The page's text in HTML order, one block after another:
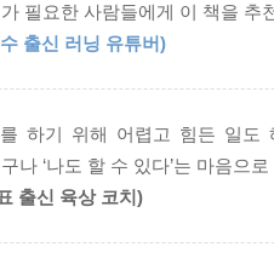
, 러닝해영이 달리며 깨달은 것
쳐 있거나 새로운 일에 도전하
의 이야기를 따라가다 보면 누
출신 육상 코치)
필요한 사람들에게 이 책을 추
출신 러닝 유튜버)
하기 위해 어렵고 힘든 일
나 ‘나도 할 수 있다’는 마음으
출신 육상 코치)